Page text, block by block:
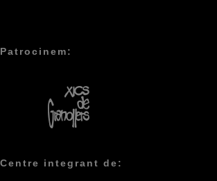
Patrocinem:
Centre integrant de: